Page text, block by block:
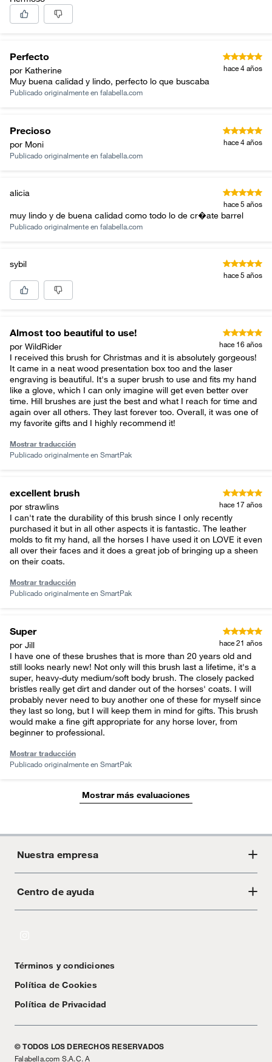
Perfecto
por Katherine hace 4 años
Muy buena calidad y lindo, perfecto lo que buscaba
Publicado originalmente en falabella.com
Precioso
por Moni
hace 4 años
Publicado originalmente en falabella.com
alicia
hace 5 años
muy lindo y de buena calidad como todo lo de cr�ate barrel
Publicado originalmente en falabella.com
sybil
hace 5 años
Almost too beautiful to use!
por WildRider hace 16 años
I received this brush for Christmas and it is absolutely gorgeous!
It came in a neat wood presentation box too and the laser
engraving is beautiful. It's a super brush to use and fits my hand
like a glove, which I can only imagine will get even better over
time. Hill brushes are just the best and what I reach for time and
again over all others. They last forever too. Overall, it was one of
my favorite gifts and I highly recommend it!
Mostrar traducción
Publicado originalmente en SmartPak
excellent brush
por strawlins hace 17 años
I can't rate the durability of this brush since I only recently
purchased it but in all other aspects it is fantastic. The leather
molds to fit my hand, all the horses I have used it on LOVE it even
all over their faces and it does a great job of bringing up a sheen
on their coats.
Mostrar traducción
Publicado originalmente en SmartPak
Super
por Jill hace 21 años
I have one of these brushes that is more than 20 years old and
still looks nearly new! Not only will this brush last a lifetime, it's a
super, heavy-duty medium/soft body brush. The closely packed
bristles really get dirt and dander out of the horses' coats. I will
probably never need to buy another one of these for myself since
they last so long, but I will keep them in mind for gifts. This brush
would make a fine gift appropriate for any horse lover, from
beginner to professional.
Mostrar traducción
Publicado originalmente en SmartPak
Mostrar más evaluaciones
Nuestra empresa
Acerca de Crate
Centro de ayuda
Textos Legales
Términos y condiciones
Política de Cookies
Política de Privacidad
© TODOS LOS DERECHOS RESERVADOS
Falabella.com S.A.C. A